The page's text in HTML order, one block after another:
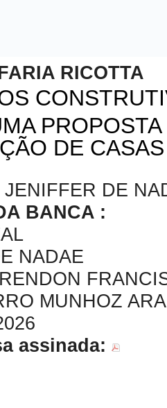
RICOTTA
DE
JENIFFER DE
BANCA :
NADAE
MUNHOZ
assinada: